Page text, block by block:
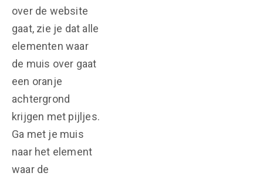
over de website
gaat, zie je dat alle
elementen waar
de muis over gaat
een oranje
achtergrond
krijgen met pijljes.
Ga met je muis
naar het element
waar de